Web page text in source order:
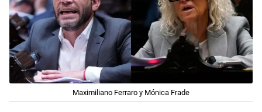
Maximiliano Ferraro y Mónica Frade